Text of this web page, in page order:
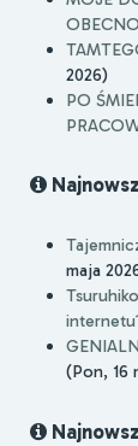
2026)
PO
maja
(Pon, 16